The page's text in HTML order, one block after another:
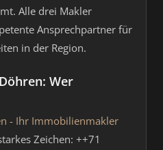
Alle drei Makler
Ansprechpartner für
in der Region.
Wer
- Ihr Immobilienmakler
Zeichen: ++71